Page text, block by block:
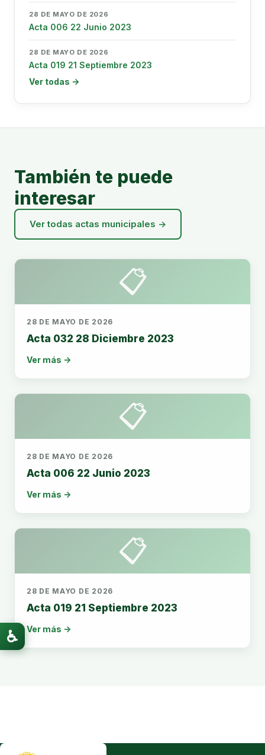
28 DE MAYO DE 2026
Acta 006 22 Junio 2023
28 DE MAYO DE 2026
Acta 019 21 Septiembre 2023
Ver todas →
También te puede
interesar
Ver todas actas municipales →
📋
28 DE MAYO DE 2026
Acta 032 28 Diciembre 2023
Ver más →
📋
28 DE MAYO DE 2026
Acta 006 22 Junio 2023
Ver más →
📋
28 DE MAYO DE 2026
Acta 019 21 Septiembre 2023
Ver más →
♿